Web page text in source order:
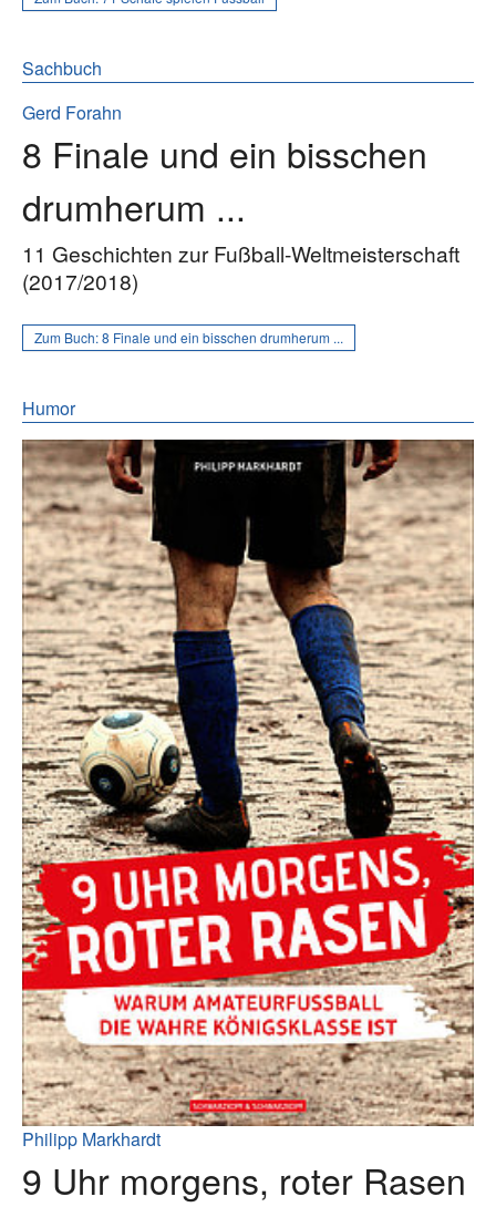
Sachbuch
Gerd Forahn
8 Finale und ein bisschen
drumherum ...
11 Geschichten zur Fußball-Weltmeisterschaft
(2017/2018)
Zum Buch:8 Finale und ein bisschen drumherum ...
Humor
Philipp Markhardt
9 Uhr morgens, roter Rasen